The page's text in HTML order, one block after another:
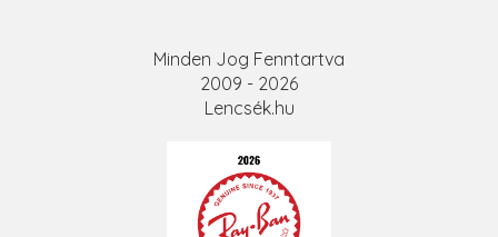
Minden Jog Fenntartva
2009 - 2026
Lencsék.hu